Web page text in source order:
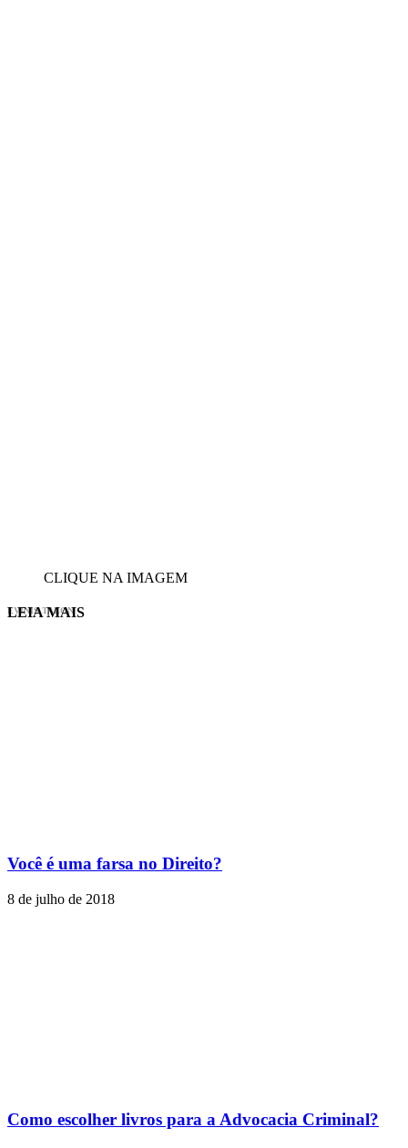
CLIQUE NA IMAGEM
EVINIS TALON
LEIA MAIS
Você é uma farsa no Direito?
8 de julho de 2018
Como escolher livros para a Advocacia Criminal?